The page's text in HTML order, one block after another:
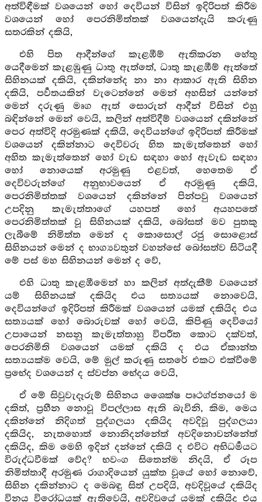
අත්විඳීමක් වශයෙන් හෝ දෙවියන් විසින් ඉදිරිපත් කිරීම
වශයෙන් හෝ පෙරනිමිත්තක් වශයෙන්දැයි කරුණු
සතරකින් දකියි,
එහි පිත ආදීන්ගේ කැළඹීම් ඇතිකරන හේතු
යෙදීමෙන් කැළඹුණු ධාතු ඇත්තේ, ධාතු කැළඹීම් ඇත්තේ
සිහිනයක් දකියි, දකින්නේද නා නා ආකාර ඇති සිහින
දකියි, පර්‍වතයකින් වැටෙන්නේ මෙන් අහසින් යන්නේ
මෙන් දරුණු මෘග ඇත් සොරුන් ආදීන් විසින් එහු
බඳින්නේ මෙන් වෙයි, කලින් අත්විදීම් වශයෙන් දකින්නේ
පෙර අත්විදි අරමුණක් දකියි, දෙවියන්ගේ ඉදිරිපත් කිරීමක්
වශයෙන් දකින්නාට දෙවිවරු හිත කැමැත්තෙන් හෝ
අහිත කැමැත්තෙන් හෝ වැඩ සඳහා හෝ ඇවැඩ සඳහා
හෝ නොයෙක් අරමුණු එළවත්, හෙතෙම ඒ
දෙවිවරුන්ගේ අනුභාවයෙන් ඒ අරමුණු දකියි,
පෙරනිමිත්තක් වශයෙන් දකින්නේ පින්පවු වශයෙන්
උපදිනු කැමැත්තාගේ යහපත් හෝ අයහපතේ
පෙරනිමිත්තක් වූ සිහිනයක් දකියි, බෝසත් මව පුතකු
ලැබීමේ නිමිත්ත මෙන් ද කොසොල් රජු සොළොස්
සිහිනයන් මෙන් ද භාග්‍යවතුන් වහන්සේ බෝසත්ව සිටියදී
මේ පස් මහ සිහිනයන් මෙන් ද වේ,
එහි ධාතු කැළඹීමෙන් හා කලින් අත්දැකීම් වශයෙන්
යම් සිහිනයක් දකියිද එය සත්‍යයක් නොවෙයි,
දෙවියන්ගේ ඉදිරිපත් කිරීමක් වශයෙන් යමක් දකියිද එය
සත්‍යයක් හෝ බොරුවක් හෝ වෙයි, කිපිණු දෙවියෝ
උපායෙන් නසනු කැමැත්තාහු විපරීත කොට දක්වත්,
පෙරනිමිති වශයෙන් යමක් දකියි ද එය ඒකාන්ත
සත්‍යයක්ම වෙයි, මේ මුල් කරුණු සතරේ එකට එක්වීමේ
ප්‍රභේද වශයෙන් ද ස්වප්න භේදය වෙයි,
ඒ මේ සිවුවැදෑරුම් සිහිනය ශෛක්ෂ පෘථග්ජනයෝ ම
දකිත්, ප්‍රහීන නොවූ විපල්ලාස ඇති බැවිනි, කිම, මෙය
දකින්නේ නිදිගත් පුද්ගලයා දකියිද අවදිවූ පුද්ගලයා
දකියිද, නැතහොත් නොනිදන්නේත් අවදිනොවන්නේත්
දකියිද, කිම මෙහි ඉදින් දන්නේ දකියි ද එවිට අභිධර්‍මයට
විරුද්ධවීමක් වේද? භවංග සිතෙන්ම නිදයි, ඒ රූප
නිමිත්තාදී අරමුණ රාගාදියෙන් යුක්ත වූයේ හෝ නොවේ,
සිහින දකින්නාට ද මෙබඳු සිත් උපදියි, අවදිවූයේ දකියිද
විනය විරෝධයක් ඇතිවෙයි, අවදිවූයේ යමක් දකියිද එය